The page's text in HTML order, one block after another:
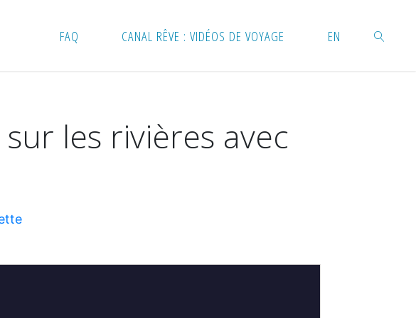
FAQ CANAL RÊVE : VIDÉOS DE VOYAGE EN
les rivières avec